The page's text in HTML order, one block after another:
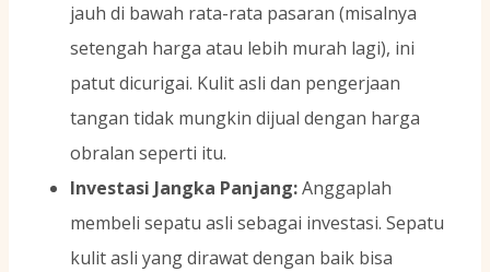
jauh di bawah rata-rata pasaran (misalnya
setengah harga atau lebih murah lagi), ini
patut dicurigai. Kulit asli dan pengerjaan
tangan tidak mungkin dijual dengan harga
obralan seperti itu.
Investasi Jangka Panjang:Anggaplah
membeli sepatu asli sebagai investasi. Sepatu
kulit asli yang dirawat dengan baik bisa